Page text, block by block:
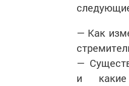
— Как
—
и какие